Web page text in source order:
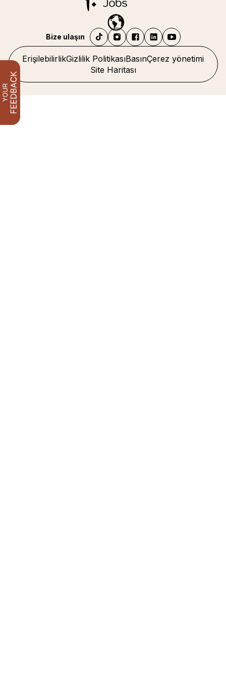
ErişilebilirlikGizlilik PolitikasıBasınÇerez yönetimi
Site Haritası
Bize ulaşın